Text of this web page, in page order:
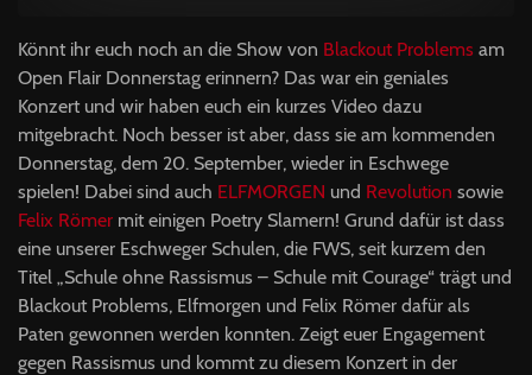
Könnt ihr euch noch an die Show von Blackout Problems am
Open Flair Donnerstag erinnern? Das war ein geniales
Konzert und wir haben euch ein kurzes Video dazu
mitgebracht. Noch besser ist aber, dass sie am kommenden
Donnerstag, dem 20. September, wieder in Eschwege
spielen! Dabei sind auch ELFMORGEN und Revolution sowie
Felix Römer mit einigen Poetry Slamern! Grund dafür ist dass
eine unserer Eschweger Schulen, die FWS, seit kurzem den
Titel „Schule ohne Rassismus – Schule mit Courage“ trägt und
Blackout Problems, Elfmorgen und Felix Römer dafür als
Paten gewonnen werden konnten. Zeigt euer Engagement
gegen Rassismus und kommt zu diesem Konzert in der